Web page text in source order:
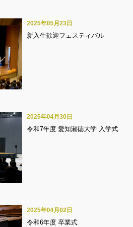
新入生歓迎フェスティバル
2025年05月23日
令和7年度 愛知淑徳大学 入学式
2025年04月30日
令和6年度 卒業式
2025年04月02日